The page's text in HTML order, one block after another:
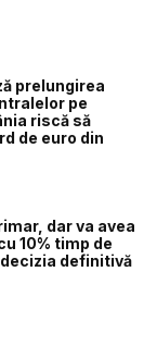
prelungirea
pe
riscă să
de euro din
dar va avea
10% timp de
definitivă